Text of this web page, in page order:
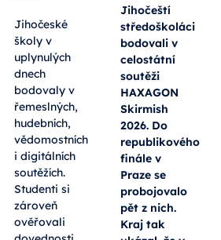
Jihočeské
školy v
uplynulých
dnech
bodovaly v
řemeslných,
hudebních,
vědomostních
i digitálních
soutěžích.
Studenti si
zároveň
ověřovali
Jihočeští
středoškoláci
bodovali v
celostátní
soutěži
HAXAGON
Skirmish
2026. Do
republikového
finále v
Praze se
probojovalo
pět z nich.
Kraj tak